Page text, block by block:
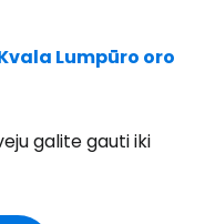
Lumpūro oro
galite gauti iki